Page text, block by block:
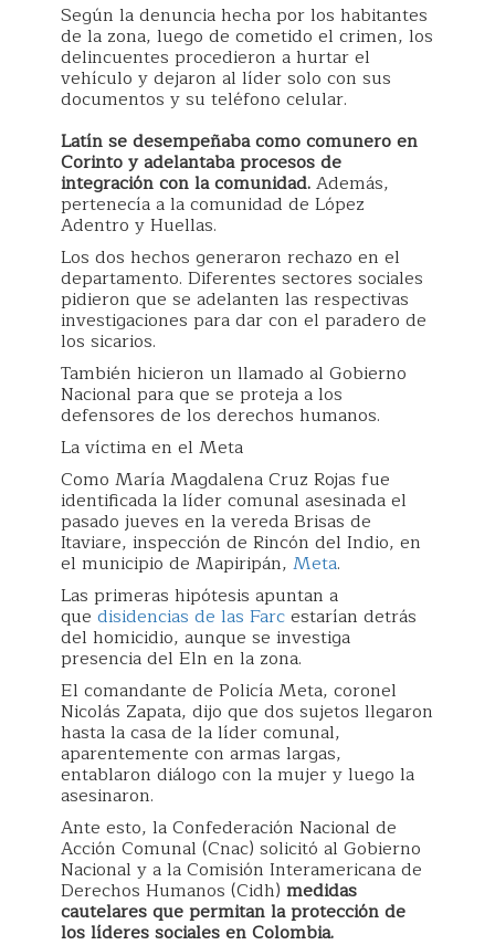
Según la denuncia hecha por los habitantes
de la zona, luego de cometido el crimen, los
delincuentes procedieron a hurtar el
vehículo y dejaron al líder solo con sus
documentos y su teléfono celular.
Latín se desempeñaba como comunero en
Corinto y adelantaba procesos de
integración con la comunidad.Además,
pertenecía a la comunidad de López
Adentro y Huellas.
Los dos hechos generaron rechazo en el
departamento. Diferentes sectores sociales
pidieron que se adelanten las respectivas
investigaciones para dar con el paradero de
los sicarios.
También hicieron un llamado al Gobierno
Nacional para que se proteja a los
defensores de los derechos humanos.
La víctima en el Meta
Como María Magdalena Cruz Rojas fue
identificada la líder comunal asesinada el
pasado jueves en la vereda Brisas de
Itaviare, inspección de Rincón del Indio, en
el municipio de Mapiripán, Meta.
Las primeras hipótesis apuntan a
que disidencias de las Farcestarían detrás
del homicidio, aunque se investiga
presencia del Eln en la zona.
El comandante de Policía Meta, coronel
Nicolás Zapata, dijo que dos sujetos llegaron
hasta la casa de la líder comunal,
aparentemente con armas largas,
entablaron diálogo con la mujer y luego la
asesinaron.
Ante esto, la Confederación Nacional de
Acción Comunal (Cnac) solicitó al Gobierno
Nacional y a la Comisión Interamericana de
Derechos Humanos (Cidh) medidas
cautelares que permitan la protección de
los líderes sociales en Colombia.